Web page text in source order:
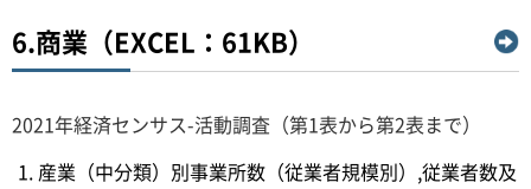
6.商業（EXCEL：61KB）
2021年経済センサス-活動調査（第1表から第2表まで）
産業（中分類）別事業所数（従業者規模別）,従業者数及